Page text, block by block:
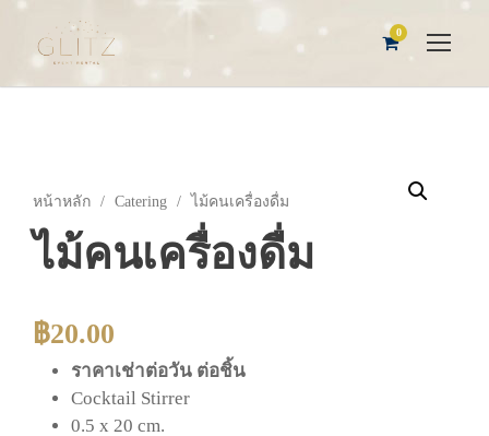
0
หน้าหลัก / Catering / ไม้คนเครื่องดื่ม
ไม้คนเครื่องดื่ม
฿20.00
ราคาเช่าต่อวัน ต่อชิ้น
Cocktail Stirrer
0.5 x 20 cm.